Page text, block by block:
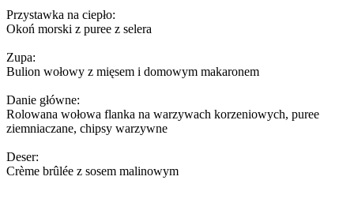
Przystawka na ciepło:
Okoń morski z puree z selera
Zupa:
Bulion wołowy z mięsem i domowym makaronem
Danie główne:
Rolowana wołowa flanka na warzywach korzeniowych, puree
ziemniaczane, chipsy warzywne
Deser:
Crème brûlée z sosem malinowym